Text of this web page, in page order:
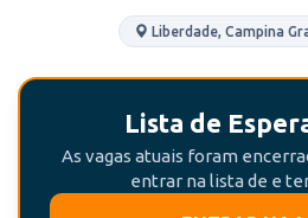
Liberdade, Campina
Lista de
As vagas atuais foram
entrar na lista de e